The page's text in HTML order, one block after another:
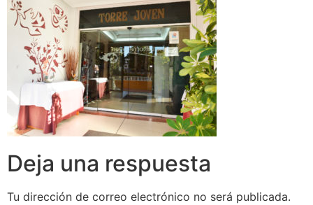
Deja una respuesta
Tu dirección de correo electrónico no será publicada.